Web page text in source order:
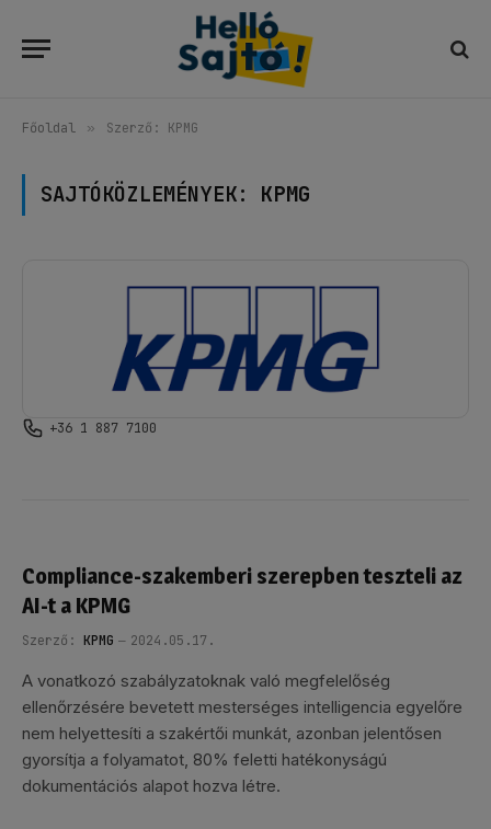
Főoldal » Szerző: KPMG
SAJTÓKÖZLEMÉNYEK: KPMG
+36 1 887 7100
Compliance-szakemberi szerepben teszteli az
AI-t a KPMG
Szerző: KPMG 2024.05.17.
A vonatkozó szabályzatoknak való megfelelőség
ellenőrzésére bevetett mesterséges intelligencia egyelőre
nem helyettesíti a szakértői munkát, azonban jelentősen
gyorsítja a folyamatot, 80% feletti hatékonyságú
dokumentációs alapot hozva létre.